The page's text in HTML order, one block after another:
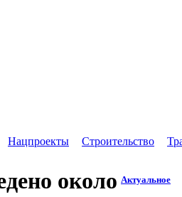
Нацпроекты Строительство
около Актуальное